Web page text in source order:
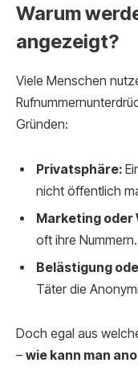
Warum
angezeigt?
Viele Menschen
Gründen:
Privatsphäre:
nicht öffentlich
Marketing oder
oft ihre Nummern.
Belästigung
Täter die
Doch egal aus
– wie kann man